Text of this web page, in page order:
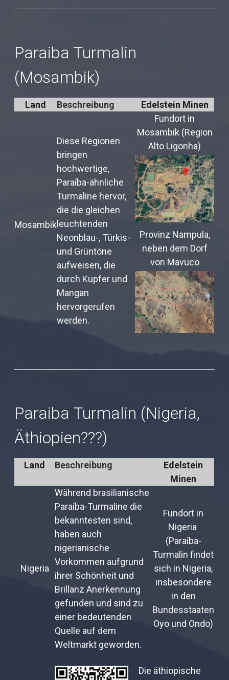
Paraiba Turmalin
(Mosambik)
Land Beschreibung Edelstein Minen
Mosambik
Diese Regionen
bringen
hochwertige,
Paraíba-ähnliche
Turmaline hervor,
die die gleichen
leuchtenden
Neonblau-, Türkis-
und Grüntöne
aufweisen, die
durch Kupfer und
Mangan
hervorgerufen
werden.
Fundort in
Mosambik (Region
Alto Ligonha)
Provinz Nampula,
neben dem Dorf
von Mavuco
Paraiba Turmalin (Nigeria,
Äthiopien???)
Land Beschreibung
Edelstein
Minen
Nigeria
Während brasilianische
Paraíba-Turmaline die
bekanntesten sind,
haben auch
nigerianische
Vorkommen aufgrund
ihrer Schönheit und
Brillanz Anerkennung
gefunden und sind zu
einer bedeutenden
Quelle auf dem
Weltmarkt geworden.
Fundort in
Nigeria
(Paraíba-
Turmalin findet
sich in Nigeria,
insbesondere
in den
Bundesstaaten
Oyo und Ondo)
Die äthiopische